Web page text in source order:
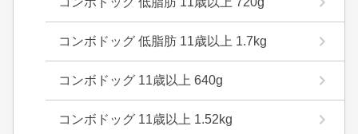
コンボドッグ 低脂肪 11歳以上 1.7kg
コンボドッグ 11歳以上 640g
コンボドッグ 11歳以上 1.52kg